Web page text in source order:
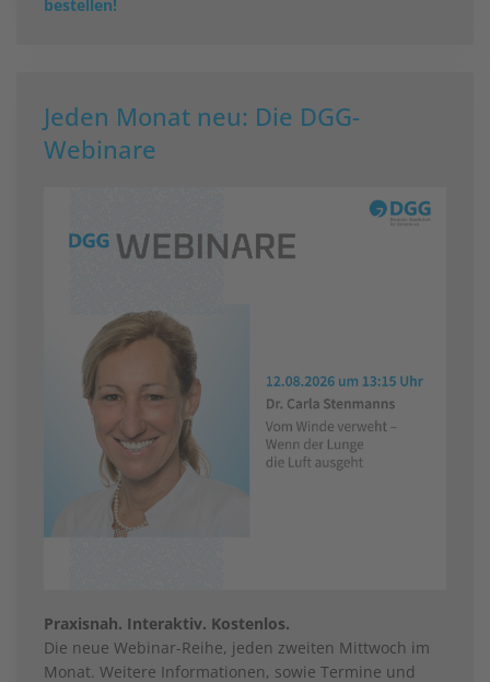
bestellen!
Jeden Monat neu: Die DGG-
Webinare
Praxisnah. Interaktiv. Kostenlos.
Die neue Webinar-Reihe, jeden zweiten Mittwoch im
Monat. Weitere Informationen, sowie Termine und